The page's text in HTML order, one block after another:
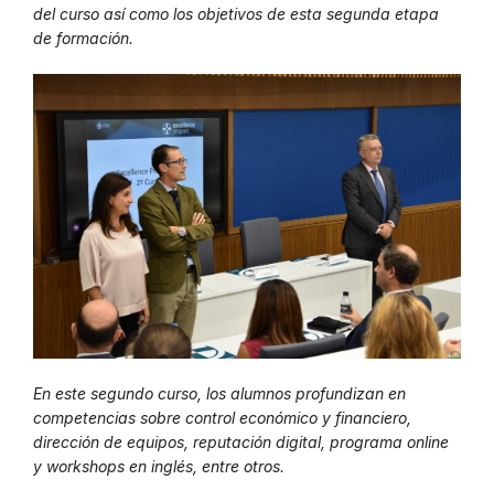
del curso así como los objetivos de esta segunda etapa
de formación.
En este segundo curso, los alumnos profundizan en
competencias sobre control económico y financiero,
dirección de equipos, reputación digital, programa online
y workshops en inglés, entre otros.